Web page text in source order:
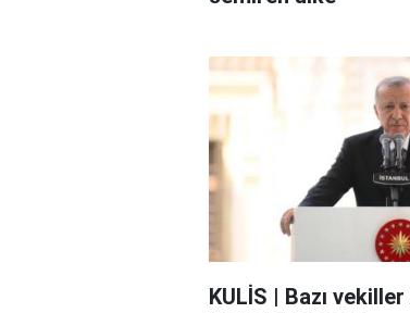
KULİS | Bazı